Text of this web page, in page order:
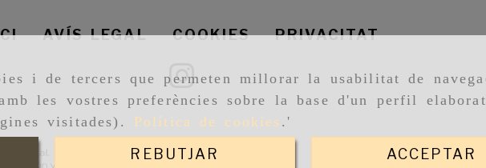
i de tercers que permeten millorar la usabilitat de
les vostres preferències sobre la base d'un perfil
visitades). Política de cookies .'
REBUTJAR ACCEPTAR
AVÍS LEGAL COOKIES PRIVACITAT